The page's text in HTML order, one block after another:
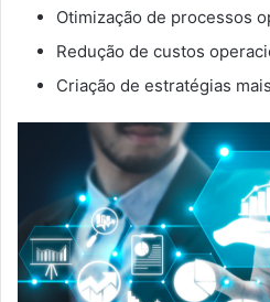
Otimização de processos
Redução de custos
Criação de estratégias